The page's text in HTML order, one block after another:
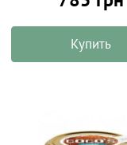
Купить